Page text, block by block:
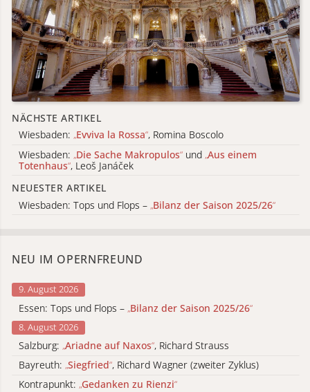
NÄCHSTE ARTIKEL
Wiesbaden: „Evviva la Rossa“, Romina Boscolo
Wiesbaden: „Die Sache Makropulos“ und „Aus einem
Totenhaus“, Leoš Janáček
NEUESTER ARTIKEL
Wiesbaden: Tops und Flops – „Bilanz der Saison 2025/26“
NEU IM OPERNFREUND
9. August 2026
Essen: Tops und Flops – „Bilanz der Saison 2025/26“
8. August 2026
Salzburg: „Ariadne auf Naxos“, Richard Strauss
Bayreuth: „Siegfried“, Richard Wagner (zweiter Zyklus)
Kontrapunkt: „Gedanken zu Rienzi“